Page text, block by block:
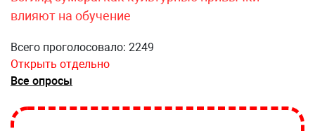
влияют на обучение
Всего проголосовало: 2249
Открыть отдельно
Все опросы